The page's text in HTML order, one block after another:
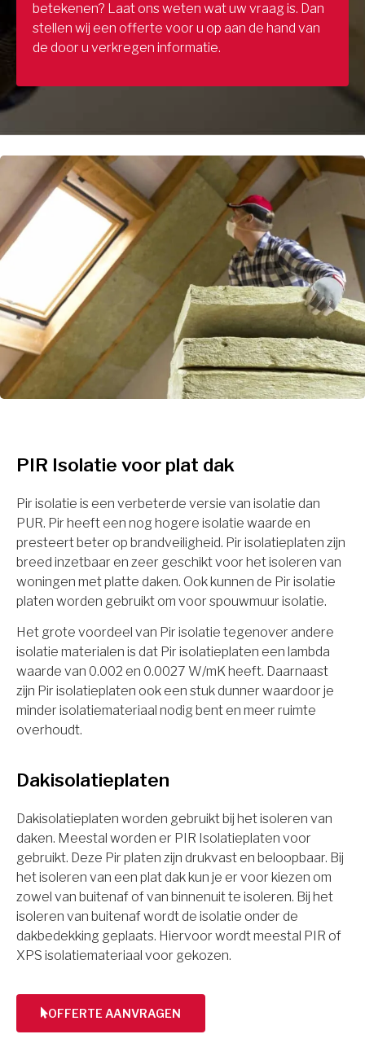
betekenen? Laat ons weten wat uw vraag is. Dan
stellen wij een offerte voor u op aan de hand van
de door u verkregen informatie.
PIR Isolatie voor plat dak
Pir isolatie is een verbeterde versie van isolatie dan
PUR. Pir heeft een nog hogere isolatie waarde en
presteert beter op brandveiligheid. Pir isolatieplaten zijn
breed inzetbaar en zeer geschikt voor het isoleren van
woningen met platte daken. Ook kunnen de Pir isolatie
platen worden gebruikt om voor spouwmuur isolatie.
Het grote voordeel van Pir isolatie tegenover andere
isolatie materialen is dat Pir isolatieplaten een lambda
waarde van 0.002 en 0.0027 W/mK heeft. Daarnaast
zijn Pir isolatieplaten ook een stuk dunner waardoor je
minder isolatiemateriaal nodig bent en meer ruimte
overhoudt.
Dakisolatieplaten
Dakisolatieplaten worden gebruikt bij het isoleren van
daken. Meestal worden er PIR Isolatieplaten voor
gebruikt. Deze Pir platen zijn drukvast en beloopbaar. Bij
het isoleren van een plat dak kun je er voor kiezen om
zowel van buitenaf of van binnenuit te isoleren. Bij het
isoleren van buitenaf wordt de isolatie onder de
dakbedekking geplaats. Hiervoor wordt meestal PIR of
XPS isolatiemateriaal voor gekozen.
OFFERTE AANVRAGEN